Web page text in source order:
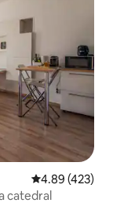
Calificación
4.89 (423)
catedral